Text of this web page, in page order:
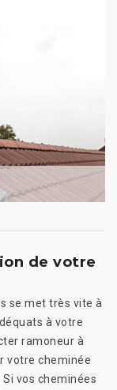
de votre
se met très vite à
à votre
ramoneur à
votre cheminée
vos cheminées